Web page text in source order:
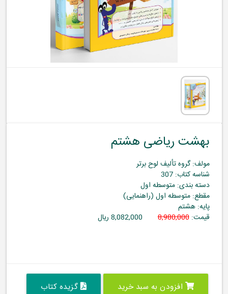
بهشت ریاضی هشتم
مولف: گروه تألیف لوح برتر
شناسه کتاب: 307
دسته بندی: متوسطه اول
مقطع: متوسطه اول (راهنمایی)
پایه: هشتم
قیمت:8,980,000 8,082,000 ریال
افزودن به سبد خرید گزیده کتاب